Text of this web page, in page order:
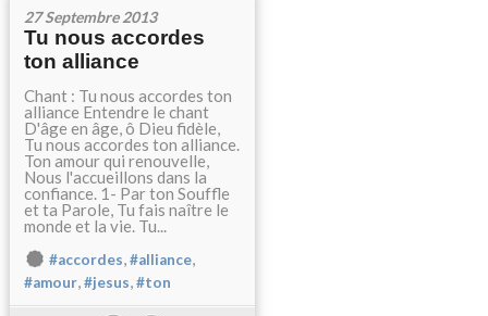
27 Septembre 2013
Tu nous accordes
ton alliance
Chant : Tu nous accordes ton
alliance Entendre le chant
D'âge en âge, ô Dieu fidèle,
Tu nous accordes ton alliance.
Ton amour qui renouvelle,
Nous l'accueillons dans la
confiance. 1- Par ton Souffle
et ta Parole, Tu fais naître le
monde et la vie. Tu...
#accordes,#alliance,
#amour,#jesus,#ton